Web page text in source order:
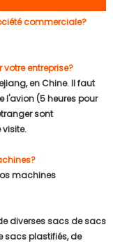
commerciale?
entreprise?
en Chine. Il faut
l'avion (5 heures pour
sont
machines
diverses sacs de sacs
sacs plastifiés, de